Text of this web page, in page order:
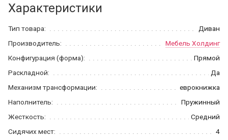
Характеристики
Тип товара:
Диван
Производитель:
Мебель Холдинг
Конфигурация (форма):
Прямой
Раскладной:
Да
Механизм трансформации:
еврокнижка
Наполнитель:
Пружинный
Жесткость:
Средний
Сидячих мест:
4